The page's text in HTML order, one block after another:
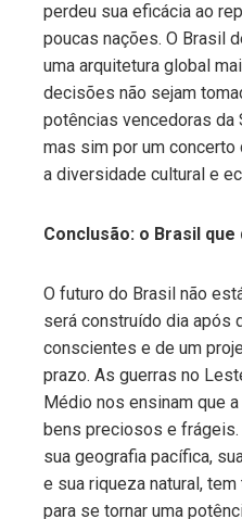
perdeu sua eficácia ao
poucas nações. O Brasil
uma arquitetura global
decisões não sejam
potências vencedoras da
mas sim por um
a diversidade cultural e
Conclusão: o Brasil
O futuro do Brasil não
será construído dia após
conscientes e de um
prazo. As guerras no
Médio nos ensinam que
bens preciosos e frágeis.
sua geografia pacífica,
e sua riqueza natural,
para se tornar uma